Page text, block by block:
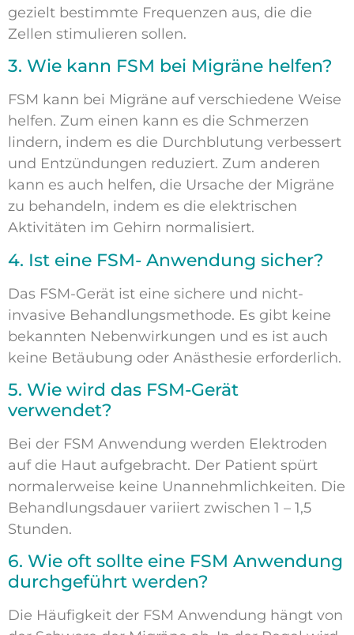
gezielt bestimmte Frequenzen aus, die die
Zellen stimulieren sollen.
3. Wie kann FSM bei Migräne helfen?
FSM kann bei Migräne auf verschiedene Weise
helfen. Zum einen kann es die Schmerzen
lindern, indem es die Durchblutung verbessert
und Entzündungen reduziert. Zum anderen
kann es auch helfen, die Ursache der Migräne
zu behandeln, indem es die elektrischen
Aktivitäten im Gehirn normalisiert.
4. Ist eine FSM- Anwendung sicher?
Das FSM-Gerät ist eine sichere und nicht-
invasive Behandlungsmethode. Es gibt keine
bekannten Nebenwirkungen und es ist auch
keine Betäubung oder Anästhesie erforderlich.
5. Wie wird das FSM-Gerät
verwendet?
Bei der FSM Anwendung werden Elektroden
auf die Haut aufgebracht. Der Patient spürt
normalerweise keine Unannehmlichkeiten. Die
Behandlungsdauer variiert zwischen 1 – 1,5
Stunden.
6. Wie oft sollte eine FSM Anwendung
durchgeführt werden?
Die Häufigkeit der FSM Anwendung hängt von